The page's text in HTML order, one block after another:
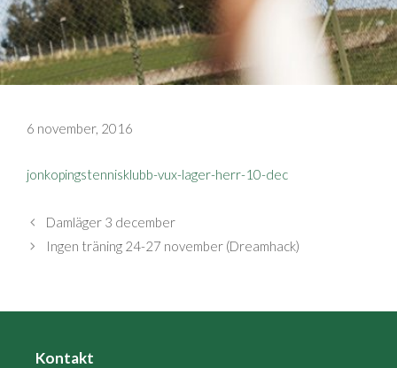
6 november, 2016
jonkopingstennisklubb-vux-lager-herr-10-dec
Damläger 3 december
Ingen träning 24-27 november (Dreamhack)
Kontakt